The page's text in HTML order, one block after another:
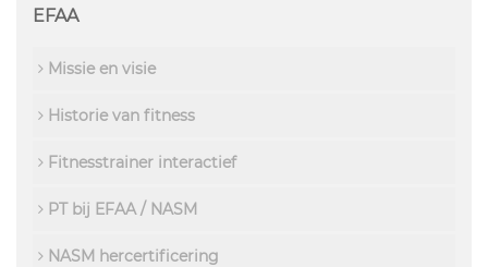
EFAA
Missie en visie
Historie van fitness
Fitnesstrainer interactief
PT bij EFAA / NASM
NASM hercertificering